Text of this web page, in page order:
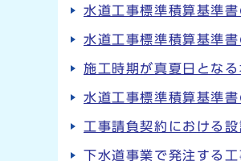
水道工事標準積算基準
水道工事標準積算基準
施工時期が真夏日とな
水道工事標準積算基準
工事請負契約における
下水道事業で発注する